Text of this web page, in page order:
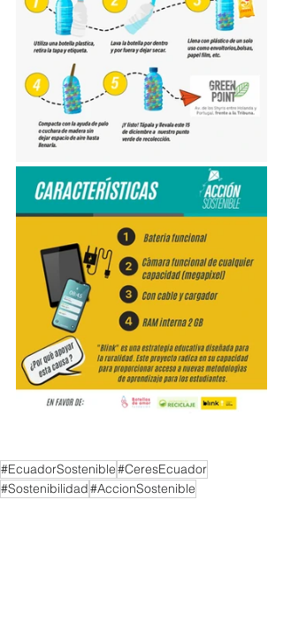
#EcuadorSostenible#CeresEcuador
#Sostenibilidad#AccionSostenible